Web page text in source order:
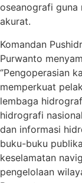
oseanografi guna
akurat.
Komandan
Purwanto
‘’Pengoperasian
memperkuat
lembaga
hidrografi
dan informasi
buku-buku
keselamatan
pengelolaan